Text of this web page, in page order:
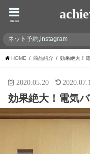
menu
ネット予約,instagram
HOME 商品紹介 効果絶大！
2020.05.20
効果絶大！電気